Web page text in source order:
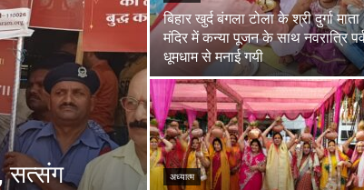
सत्संग
बिहार खुर्द बंगला टोला के श्री दुर्गा माता
मंदिर में कन्या पूजन के साथ नवरात्रि
धूमधाम से मनाई गयी
अध्यात्म